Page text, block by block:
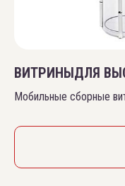
ВИТРИНЫДЛЯ
Мобильные сборные